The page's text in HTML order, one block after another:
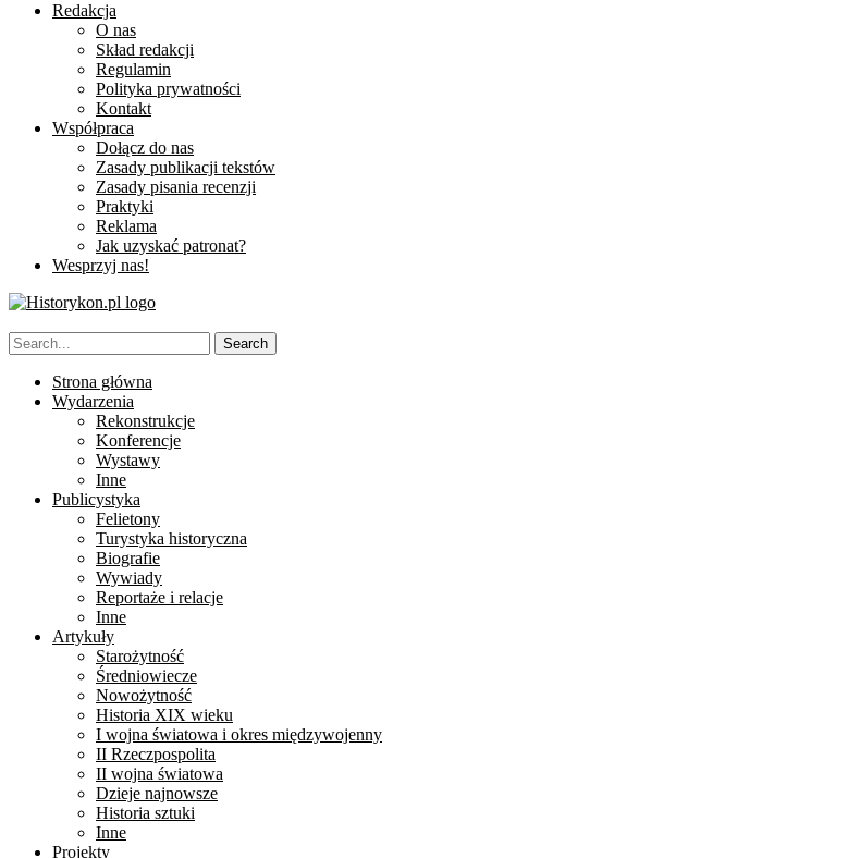
Redakcja
O nas
Skład redakcji
Regulamin
Polityka prywatności
Kontakt
Współpraca
Dołącz do nas
Zasady publikacji tekstów
Zasady pisania recenzji
Praktyki
Reklama
Jak uzyskać patronat?
Wesprzyj nas!
Strona główna
Wydarzenia
Rekonstrukcje
Konferencje
Wystawy
Inne
Publicystyka
Felietony
Turystyka historyczna
Biografie
Wywiady
Reportaże i relacje
Inne
Artykuły
Starożytność
Średniowiecze
Nowożytność
Historia XIX wieku
I wojna światowa i okres międzywojenny
II Rzeczpospolita
II wojna światowa
Dzieje najnowsze
Historia sztuki
Inne
Projekty